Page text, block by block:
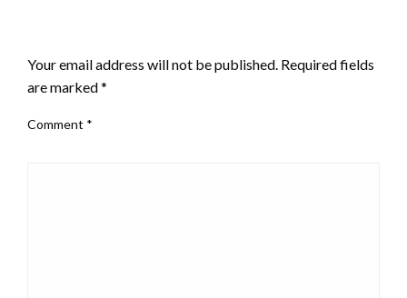
Your email address will not be published. Required fields
are marked*
Comment *